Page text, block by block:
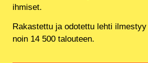
ihmiset.
Rakastettu ja odotettu lehti
noin 14 500 talouteen.